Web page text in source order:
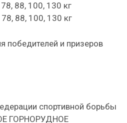
88, 100, 130 кг
88, 100, 130 кг
победителей и призеров
спортивной борьбы
ГОРНОРУДНОЕ